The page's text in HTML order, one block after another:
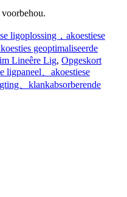
ligoplossing，akoestiese
geoptimaliseerde
Lineêre Lig, Opgeskort
ligpaneel、akoestiese
、klankabsorberende